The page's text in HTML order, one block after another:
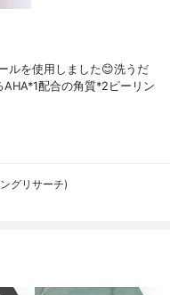
ルを使用しました😊洗うだ
配合の角質*2ピーリン
グリサーチ)